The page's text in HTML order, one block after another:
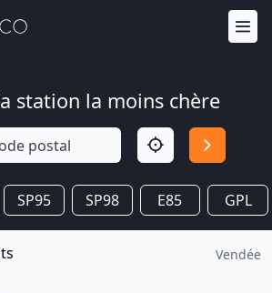
station la moins chère
SP95 SP98 E85 GPL
Vendée